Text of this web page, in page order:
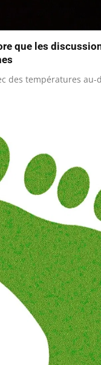
que les
des températures au-